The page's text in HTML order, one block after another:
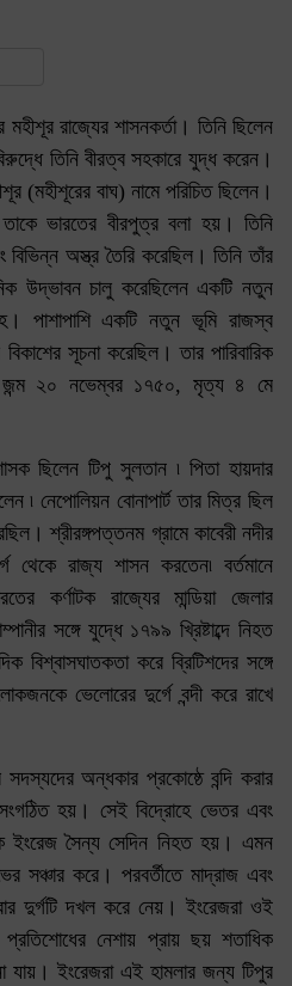
মহীশূর রাজ্যের শাসনকর্তা। তিনি ছিলেন
তিনি বীরত্ব সহকারে যুদ্ধ করেন।
(মহীশূরের বাঘ) নামে পরিচিত ছিলেন।
তাকে ভারতের বীরপুত্র বলা হয়। তিনি
বিভিন্ন অস্ত্র তৈরি করেছিল। তিনি তাঁর
উদ্ভাবন চালু করেছিলেন একটি নতুন
পাশাপাশি একটি নতুন ভূমি রাজস্ব
সূচনা করেছিল। তার পারিবারিক
২০ নভেম্বর ১৭৫০, মৃত্য ৪ মে
ছিলেন টিপু সুলতান ৷ পিতা হায়দার
৷ নেপোলিয়ন বোনাপার্ট তার মিত্র ছিল
শ্রীরঙ্গপত্তনম গ্রামে কাবেরী নদীর
থেকে রাজ্য শাসন করতেন৷ বর্তমানে
কর্ণাটক রাজ্যের মান্ডিয়া জেলার
সঙ্গে যুদ্ধে ১৭৯৯ খ্রিষ্টাব্দে নিহত
বিশ্বাসঘাতকতা করে ব্রিটিশদের সঙ্গে
ভেলোরের দুর্গে বন্দী করে রাখে
সদস্যদের অন্ধকার প্রকোষ্ঠে বন্দি করার
হয়। সেই বিদ্রোহে ভেতর এবং
ইংরেজ সৈন্য সেদিন নিহত হয়। এমন
সঞ্চার করে। পরবর্তীতে মাদ্রাজ এবং
দুর্গটি দখল করে নেয়। ইংরেজরা ওই
নেশায় প্রায় ছয় শতাধিক
যায়। ইংরেজরা এই হামলার জন্য টিপুর